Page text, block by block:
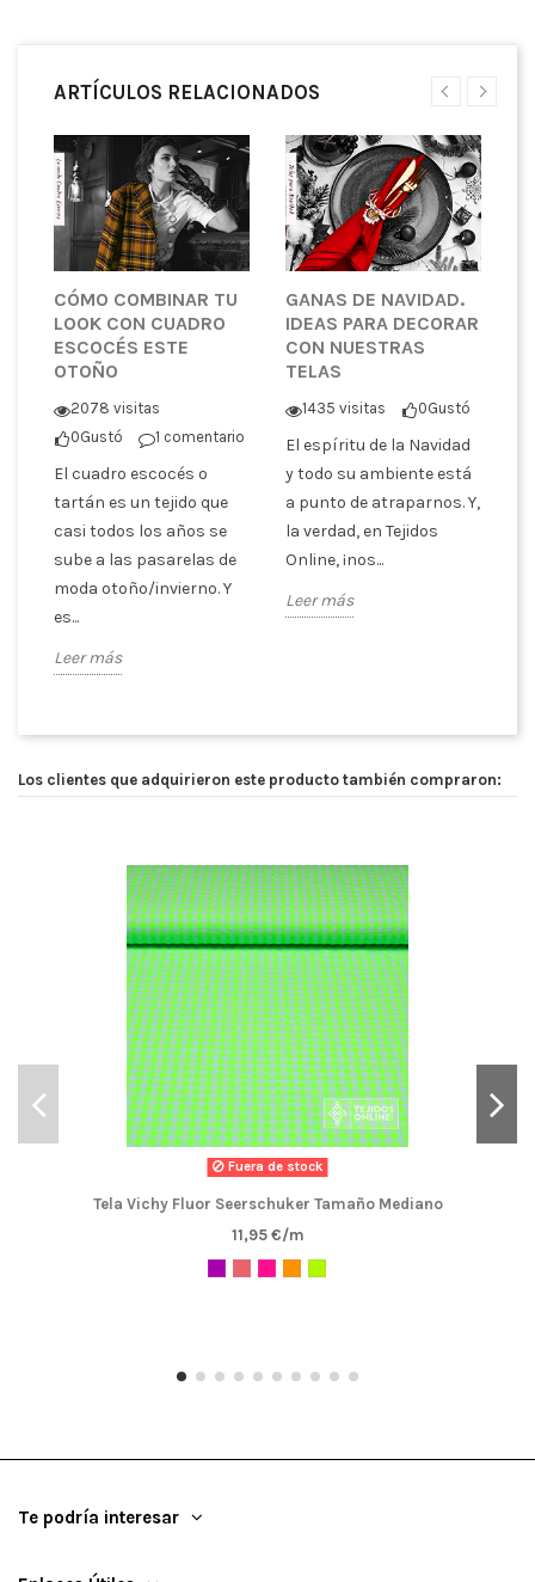
ARTÍCULOS RELACIONADOS
CÓMO COMBINAR TU
LOOK CON CUADRO
ESCOCÉS ESTE
OTOÑO
2078 visitas
0Gustó 1 comentario
El cuadro escocés o
tartán es un tejido que
casi todos los años se
sube a las pasarelas de
moda otoño/invierno. Y
es...
Leer más
GANAS DE NAVIDAD.
IDEAS PARA DECORAR
CON NUESTRAS
TELAS
1435 visitas 0Gustó
El espíritu de la Navidad
y todo su ambiente está
a punto de atraparnos. Y,
la verdad, en Tejidos
Online, ¡nos...
Leer más
Los clientes que adquirieron este producto también compraron:
Fuera de stock
Tela Vichy Fluor Seerschuker Tamaño Mediano
11,95 €/m
Te podría interesar